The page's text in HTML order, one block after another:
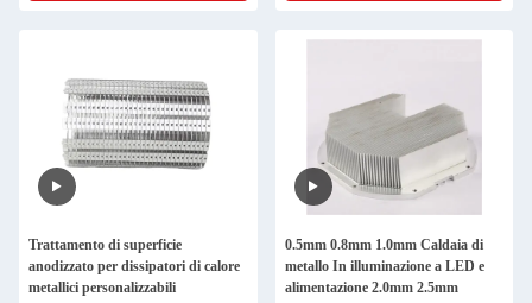
Trattamento di superficie
anodizzato per dissipatori di calore
metallici personalizzabili
0.5mm 0.8mm 1.0mm Caldaia di
metallo In illuminazione a LED e
alimentazione 2.0mm 2.5mm